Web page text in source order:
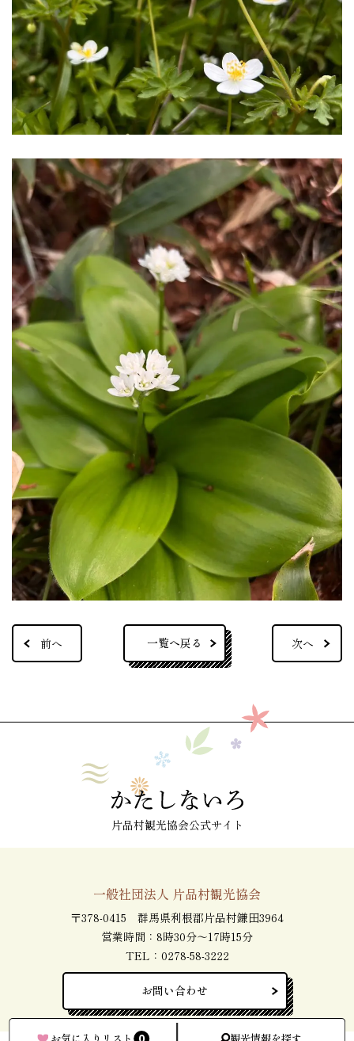
前へ 次へ
一覧へ戻る
片品村観光協会公式サイト
一般社団法人 片品村観光協会
〒378-0415 群馬県利根郡片品村鎌田3964
営業時間：8時30分～17時15分
TEL： 0278-58-3222
お問い合わせ
お気に入りリスト 観光情報を探す